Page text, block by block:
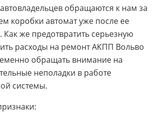
обращаются к нам за
коробки автомат уже после ее
Как же предотвратить серьезную
расходы на ремонт АКПП Вольво
обращать внимание на
неполадки в работе
системы.